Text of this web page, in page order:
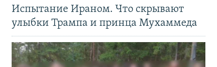
Испытание Ираном. Что скрывают
улыбки Трампа и принца Мухаммеда